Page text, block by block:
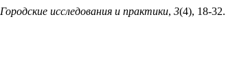
Городские исследования и практики, 3(4), 18-32.